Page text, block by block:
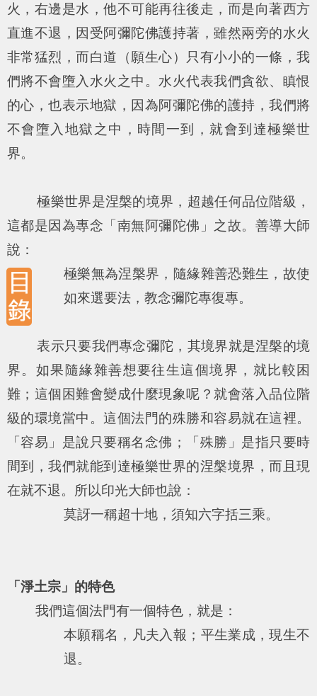
火，右邊是水，他不可能再往後走，而是向著西方
直進不退，因受阿彌陀佛護持著，雖然兩旁的水火
非常猛烈，而白道（願生心）只有小小的一條，我
們將不會墮入水火之中。水火代表我們貪欲、瞋恨
的心，也表示地獄，因為阿彌陀佛的護持，我們將
不會墮入地獄之中，時間一到，就會到達極樂世
界。
極樂世界是涅槃的境界，超越任何品位階級，
這都是因為專念「南無阿彌陀佛」之故。善導大師
說：
極樂無為涅槃界，隨緣雜善恐難生，故使
如來選要法，教念彌陀專復專。
表示只要我們專念彌陀，其境界就是涅槃的境
界。如果隨緣雜善想要往生這個境界，就比較困
難；這個困難會變成什麼現象呢？就會落入品位階
級的環境當中。這個法門的殊勝和容易就在這裡。
「容易」是說只要稱名念佛；「殊勝」是指只要時
間到，我們就能到達極樂世界的涅槃境界，而且現
在就不退。所以印光大師也說：
莫訝一稱超十地，須知六字括三乘。
「淨土宗」的特色
我們這個法門有一個特色，就是：
本願稱名，凡夫入報；平生業成，現生不
退。